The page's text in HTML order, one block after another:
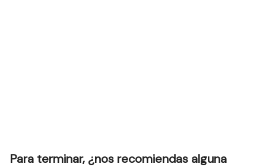
Para terminar, ¿nos recomiendas alguna